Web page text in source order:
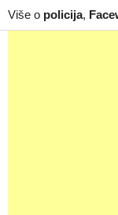
Više o policija,